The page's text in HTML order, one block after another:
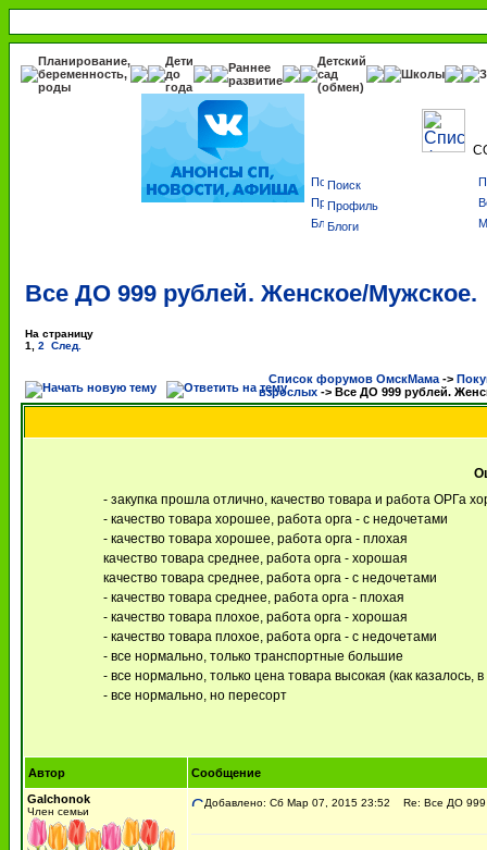
Планирование,
беременность,
роды
Дети
до
года
Раннее
развитие
Детский
сад
(обмен)
Школы
Поиск
Профиль
Блоги
Все ДО 999 рублей. Женское/Мужское.
На страницу
1
2 След.
Список форумов ОмскМама ->
взрослых -> Все ДО 999 рублей.
- закупка прошла отлично, качество товара и работа ОРГа
- качество товара хорошее, работа орга - с недочетами
- качество товара хорошее, работа орга - плохая
качество товара среднее, работа орга - хорошая
качество товара среднее, работа орга - с недочетами
- качество товара среднее, работа орга - плохая
- качество товара плохое, работа орга - хорошая
- качество товара плохое, работа орга - с недочетами
- все нормально, только транспортные большие
- все нормально, только цена товара высокая (как казалось,
- все нормально, но пересорт
Автор
Сообщение
Galchonok
Член семьи
Добавлено: Сб Мар 07, 2015 23:52 Re: Все ДО 999